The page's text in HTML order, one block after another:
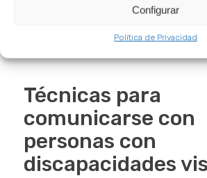
Configurar
Política de Privacidad
Además de ello, no obstante,
Técnicas para
comunicarse con
personas con
discapacidades